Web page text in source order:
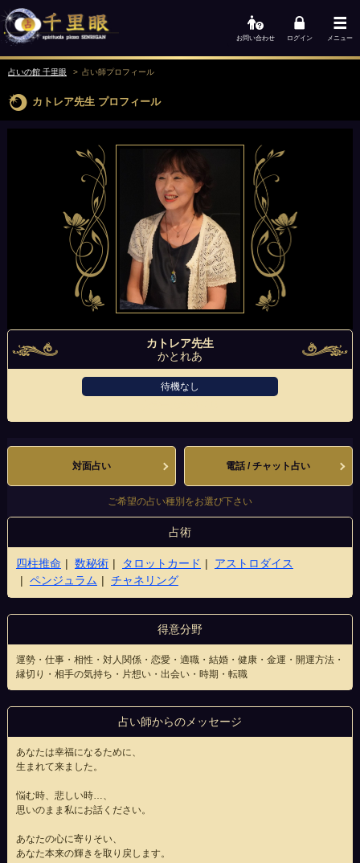
お問い合わせ ログイン メニュー
占いの館 千里眼 占い師プロフィール
カトレア先生 プロフィール
カトレア先生
かとれあ
待機なし
対面占い 電話 / チャット占い
ご希望の占い種別をお選び下さい
占術
四柱推命 数秘術 タロットカード
アストロダイス
ペンジュラム
チャネリング
得意分野
運勢・仕事・相性・対人関係・恋愛・適職・結婚・健康・金運・開運方法・
縁切り・相手の気持ち・片想い・出会い・時期・転職
占い師からのメッセージ
あなたは幸福になるために、
生まれて来ました。
悩む時、悲しい時…、
思いのまま私にお話ください。
あなたの心に寄りそい、
あなた本来の輝きを取り戻します。